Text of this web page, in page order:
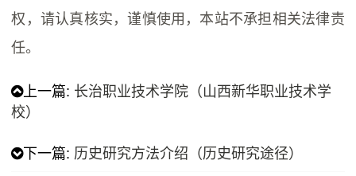
权，请认真核实，谨慎使用，本站不承担相关法律责
任。
上一篇: 长治职业技术学院（山西新华职业技术学
校）
下一篇: 历史研究方法介绍（历史研究途径）